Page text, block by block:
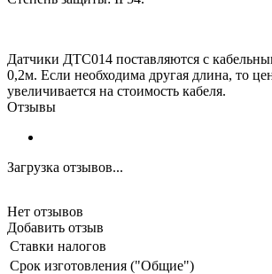
Датчики ДТС014 поставляются с
0,2м. Если необходима другая длина, то
увеличивается на стоимость кабеля.
Отзывы
Загрузка отзывов...
Нет отзывов
Добавить отзыв
Ставки налогов
Срок изготовления ("Общие")